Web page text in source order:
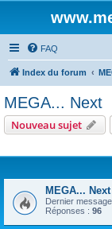
FAQ
Index du forum
MEGA... Next
Nouveau sujet
MEGA...
Dernier
Réponses : 96